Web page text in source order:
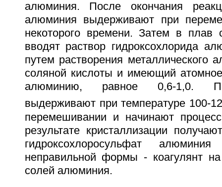
алюминия. После окончания
алюминия выдерживают при
некоторого времени. Затем в плав
вводят раствор гидроксохлорида
путем растворения металлического
соляной кислоты и имеющий
алюминию, равное 0,6-1,0.
выдерживают при температуре 100-
перемешивании и начинают
результате кристаллизации
гидроксохлоросульфат
неправильной формы - коагулянт
солей алюминия.